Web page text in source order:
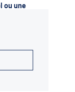
ou une